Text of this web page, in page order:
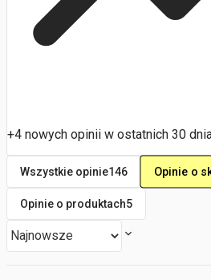
+4 nowych opinii w ostatnich 30
Wszystkie opinie146 Opinie o
Opinie o produktach5